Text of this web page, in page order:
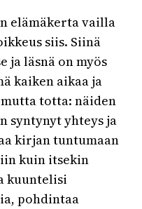
elämäkerta vailla
siis. Siinä
ja läsnä on myös
kaiken aikaa ja
totta: näiden
syntynyt yhteys ja
kirjan tuntumaan
kuin itsekin
kuuntelisi
pohdintaa